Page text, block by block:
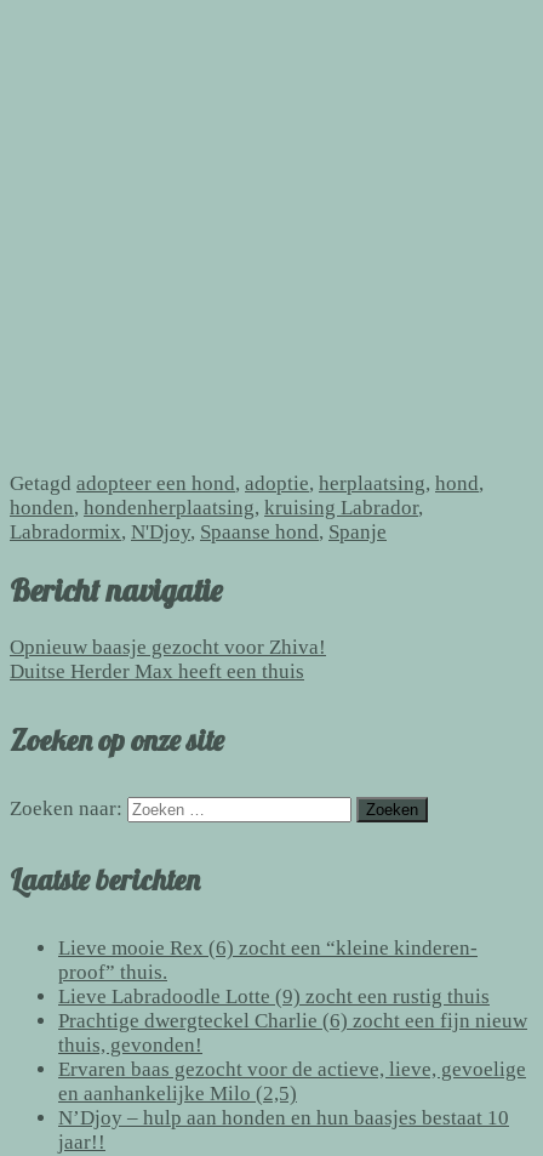
Getagd adopteer een hond, adoptie, herplaatsing, hond,
honden, hondenherplaatsing, kruising Labrador,
Labradormix, N'Djoy, Spaanse hond, Spanje
Bericht navigatie
Opnieuw baasje gezocht voor Zhiva!
Duitse Herder Max heeft een thuis
Zoeken op onze site
Zoeken naar:
Laatste berichten
Lieve mooie Rex (6) zocht een “kleine kinderen-
proof” thuis.
Lieve Labradoodle Lotte (9) zocht een rustig thuis
Prachtige dwergteckel Charlie (6) zocht een fijn nieuw
thuis, gevonden!
Ervaren baas gezocht voor de actieve, lieve, gevoelige
en aanhankelijke Milo (2,5)
N’Djoy – hulp aan honden en hun baasjes bestaat 10
jaar!!